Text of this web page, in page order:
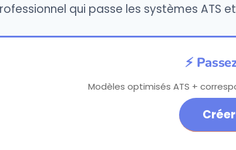
qui passe les systèmes ATS
⚡
Modèles optimisés ATS +